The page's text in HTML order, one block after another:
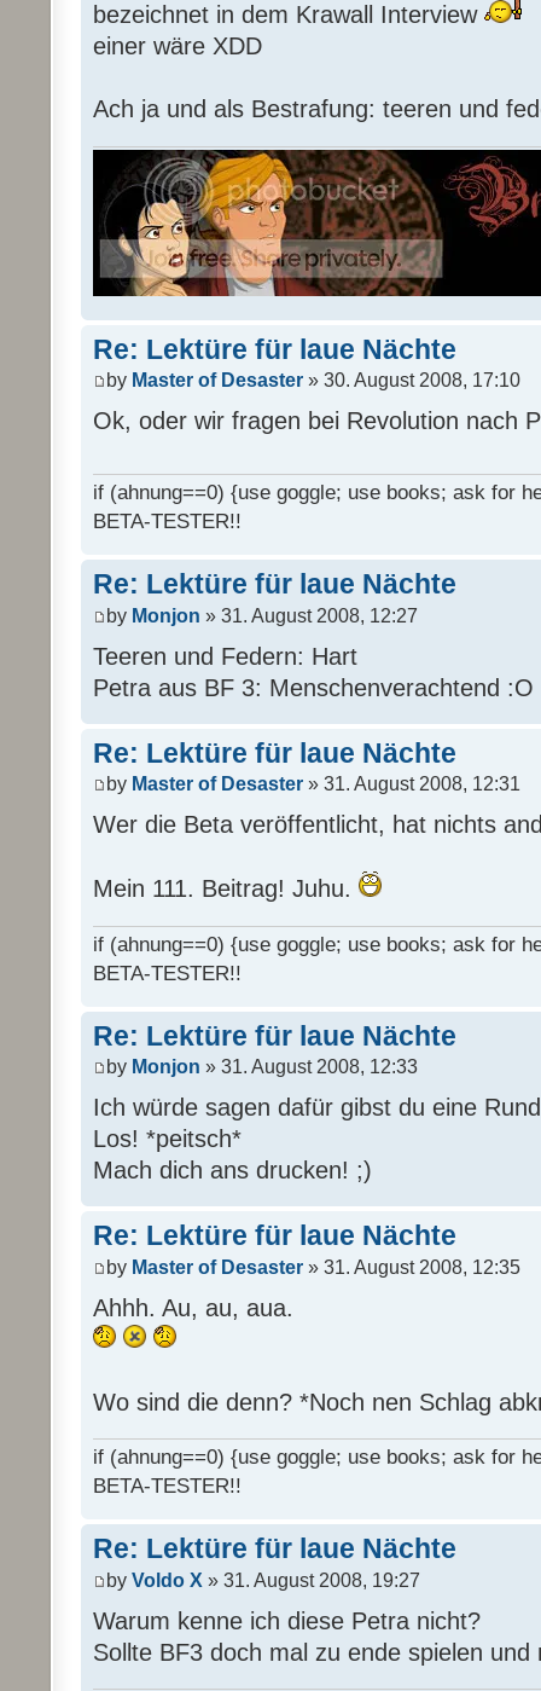
bezeichnet in dem Krawall Interview
einer wäre XDD
Ach ja und als Bestrafung: teeren und
Re: Lektüre für laue Nächte
by Master of Desaster » 30. August 2008, 17:10
Ok, oder wir fragen bei Revolution nach
if (ahnung==0) {use goggle; use books; ask for
BETA-TESTER!!
Re: Lektüre für laue Nächte
by Monjon » 31. August 2008, 12:27
Teeren und Federn: Hart
Petra aus BF 3: Menschenverachtend :O
Re: Lektüre für laue Nächte
by Master of Desaster » 31. August 2008, 12:31
Wer die Beta veröffentlicht, hat nichts
Mein 111. Beitrag! Juhu.
if (ahnung==0) {use goggle; use books; ask for
BETA-TESTER!!
Re: Lektüre für laue Nächte
by Monjon » 31. August 2008, 12:33
Ich würde sagen dafür gibst du eine
Los! *peitsch*
Mach dich ans drucken! ;)
Re: Lektüre für laue Nächte
by Master of Desaster » 31. August 2008, 12:35
Ahhh. Au, au, aua.
Wo sind die denn? *Noch nen Schlag
if (ahnung==0) {use goggle; use books; ask for
BETA-TESTER!!
Re: Lektüre für laue Nächte
by Voldo X » 31. August 2008, 19:27
Warum kenne ich diese Petra nicht?
Sollte BF3 doch mal zu ende spielen